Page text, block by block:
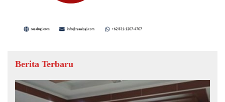
Berita Terbaru